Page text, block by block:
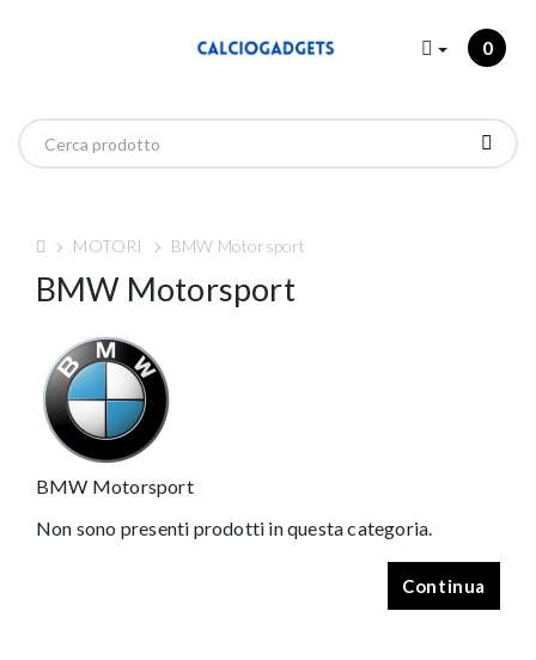
0
MOTORI BMW Motorsport
BMW Motorsport
BMW Motorsport
Non sono presenti prodotti in questa categoria.
Continua